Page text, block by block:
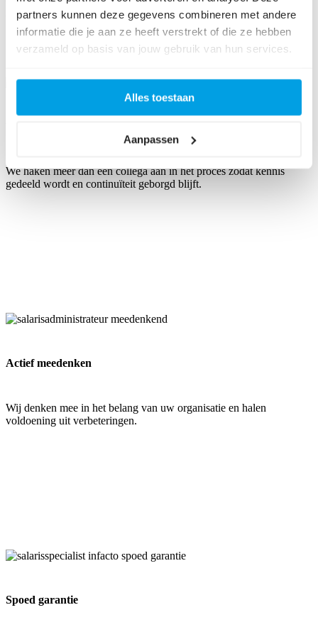
partners kunnen deze gegevens combineren met andere
informatie die je aan ze heeft verstrekt of die ze hebben
verzameld op basis van jouw gebruik van hun services.
Alles toestaan
Aanpassen
Wij hebben een controlemethodiek ontwikkeld o.b.v. ervaringen bij
vooraanstaande organisaties.
We haken meer dan één collega aan in het proces zodat kennis
gedeeld wordt en continuïteit geborgd blijft.
Actief meedenken
Wij denken mee in het belang van uw organisatie en halen
voldoening uit verbeteringen.
Spoed garantie